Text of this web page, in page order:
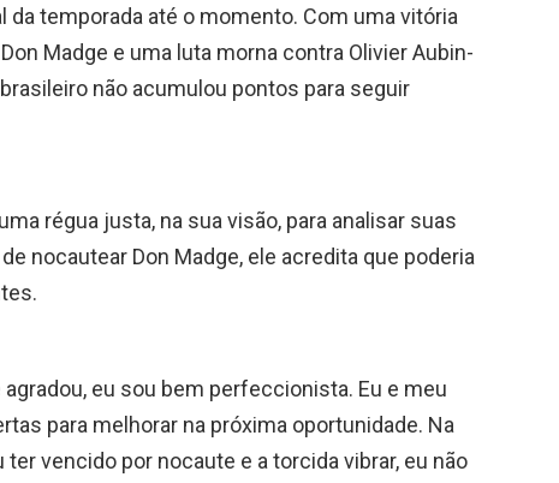
temporada até o momento. Com uma vitória
Madge e uma luta morna contra Olivier Aubin-
não acumulou pontos para seguir
régua justa, na sua visão, para analisar suas
nocautear Don Madge, ele acredita que poderia
eu sou bem perfeccionista. Eu e meu
para melhorar na próxima oportunidade. Na
vencido por nocaute e a torcida vibrar, eu não